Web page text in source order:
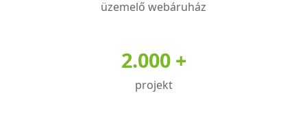
üzemelő webáruház
2.000 +
projekt